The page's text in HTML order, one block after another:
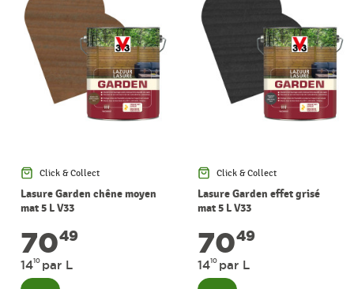
Click & Collect
Lasure Garden chêne moyen
mat 5 L V33
7049
1410 par L
Click & Collect
Lasure Garden effet grisé
mat 5 L V33
7049
1410 par L